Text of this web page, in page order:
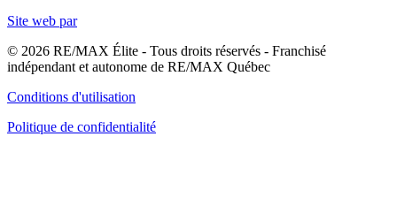
Site web par
© 2026 RE/MAX Élite - Tous droits réservés - Franchisé
indépendant et autonome de RE/MAX Québec
Conditions d'utilisation
Politique de confidentialité